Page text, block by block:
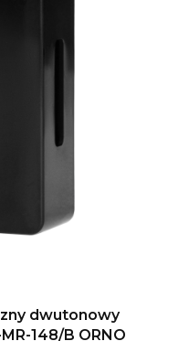
dwutonowy
148/B ORNO